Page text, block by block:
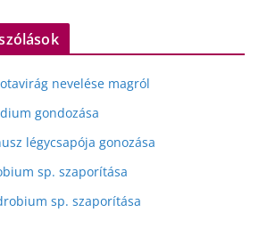
nevelése magról
gondozása
légycsapója gonozása
sp. szaporítása
sp. szaporítása